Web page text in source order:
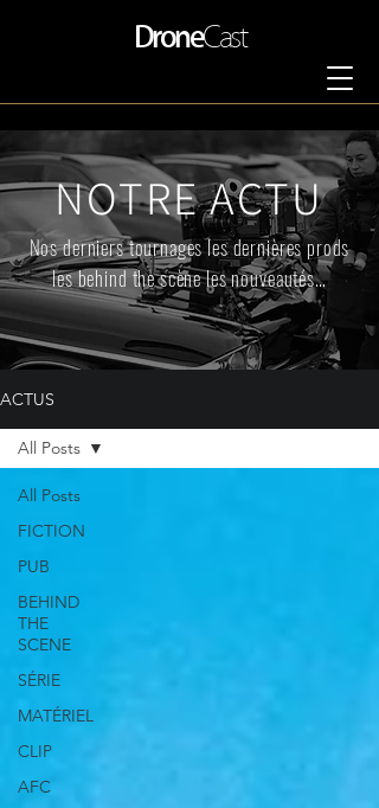
DroneCast
NOTRE ACTU
Nos derniers tournages les dernières prods
les behind the scène les nouveautés…
ACTUS
All Posts
FICTION
PUB
BEHIND
THE
SCENE
SÉRIE
MATÉRIEL
CLIP
AFC
All Posts